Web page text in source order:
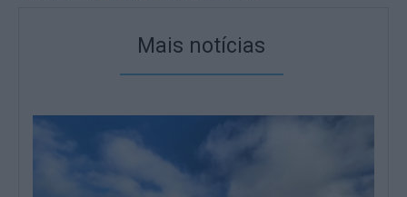
Mais notícias